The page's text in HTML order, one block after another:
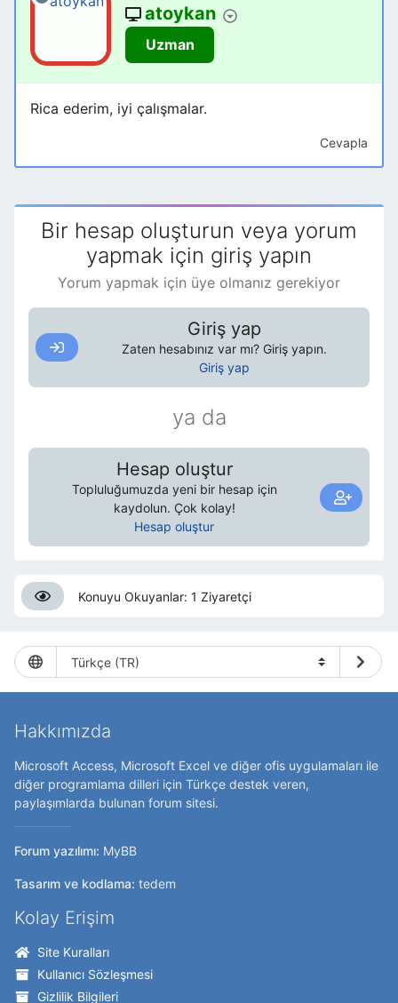
atoykan
Uzman
Rica ederim, iyi çalışmalar.
Cevapla
Bir hesap oluşturun veya yorum
yapmak için giriş yapın
Yorum yapmak için üye olmanız gerekiyor
Giriş yap
Zaten hesabınız var mı? Giriş yapın.
Giriş yap
ya da
Hesap oluştur
Topluluğumuzda yeni bir hesap için
kaydolun. Çok kolay!
Hesap oluştur
Konuyu Okuyanlar: 1 Ziyaretçi
Hakkımızda
Microsoft Access, Microsoft Excel ve diğer ofis uygulamaları ile
diğer programlama dilleri için Türkçe destek veren,
paylaşımlarda bulunan forum sitesi.
Forum yazılımı: MyBB
Tasarım ve kodlama: tedem
Kolay Erişim
Site Kuralları
Kullanıcı Sözleşmesi
Gizlilik Bilgileri